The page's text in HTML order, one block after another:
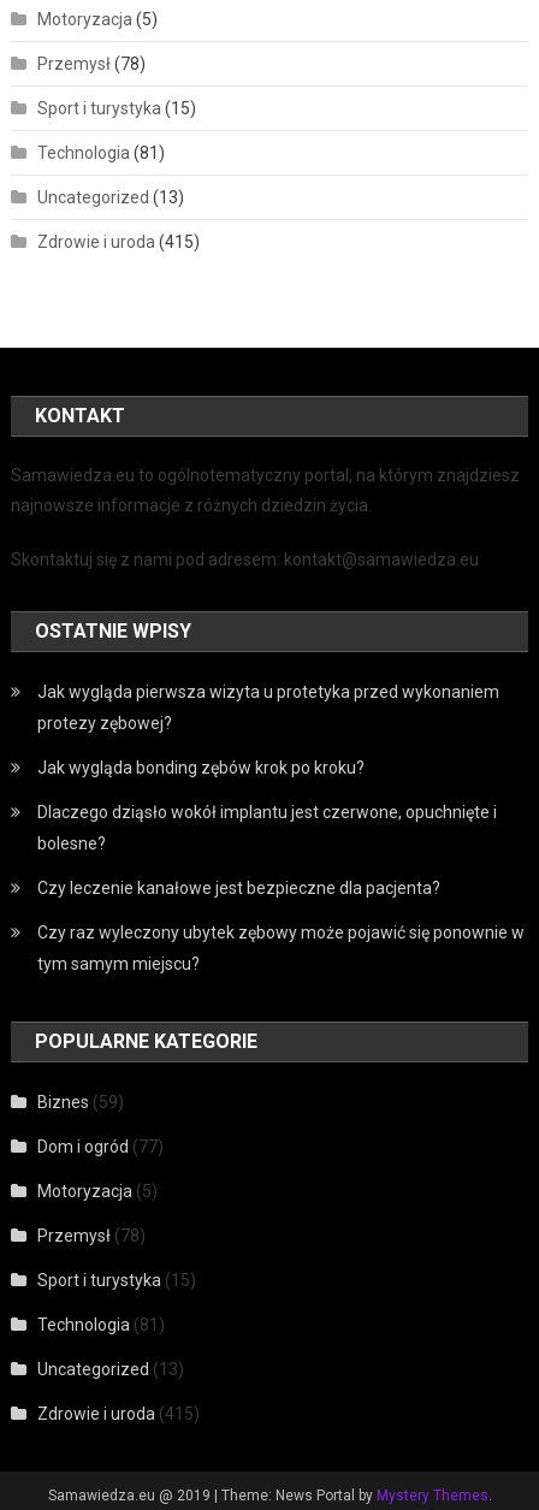
Motoryzacja (5)
Przemysł(78)
Sport i turystyka (15)
Technologia (81)
Uncategorized (13)
Zdrowie i uroda (415)
KONTAKT
Samawiedza.eu to ogólnotematyczny portal, na którym znajdziesz
najnowsze informacje z różnych dziedzin życia.
Skontaktuj się z nami pod adresem: kontakt@samawiedza.eu
OSTATNIE WPISY
Jak wygląda pierwsza wizyta u protetyka przed wykonaniem
protezy zębowej?
Jak wygląda bonding zębów krok po kroku?
Dlaczego dziąsło wokół implantu jest czerwone, opuchnięte i
bolesne?
Czy leczenie kanałowe jest bezpieczne dla pacjenta?
Czy raz wyleczony ubytek zębowy może pojawić się ponownie w
tym samym miejscu?
POPULARNE KATEGORIE
Biznes (59)
Dom i ogród (77)
Motoryzacja (5)
Przemysł (78)
Sport i turystyka (15)
Technologia (81)
Uncategorized (13)
Zdrowie i uroda (415)
Samawiedza.eu @ 2019 Theme: News Portal by Mystery Themes.